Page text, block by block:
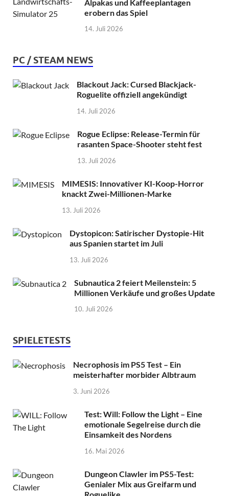
Alpakas und Kaffeeplantagen
erobern das Spiel
14. Juli 2026
PC / STEAM NEWS
Blackout Jack: Cursed Blackjack-
Roguelite offiziell angekündigt
14. Juli 2026
Rogue Eclipse: Release-Termin für
rasanten Space-Shooter steht fest
13. Juli 2026
MIMESIS: Innovativer KI-Koop-Horror
knackt Zwei-Millionen-Marke
13. Juli 2026
Dystopicon: Satirischer Dystopie-Hit
aus Spanien startet im Juli
13. Juli 2026
Subnautica 2 feiert Meilenstein: 5
Millionen Verkäufe und großes Update
10. Juli 2026
SPIELETESTS
Necrophosis im PS5 Test – Ein
meisterhafter morbider Albtraum
3. Juni 2026
Test: Will: Follow the Light – Eine
emotionale Segelreise durch die
Einsamkeit des Nordens
16. Mai 2026
Dungeon Clawler im PS5-Test:
Genialer Mix aus Greifarm und